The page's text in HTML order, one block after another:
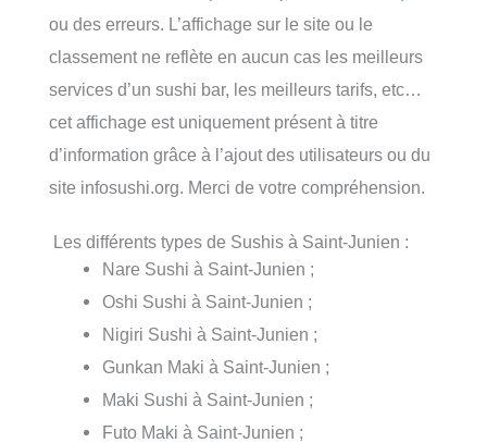
ou des erreurs. L’affichage sur le site ou le
classement ne reflète en aucun cas les meilleurs
services d’un sushi bar, les meilleurs tarifs, etc…
cet affichage est uniquement présent à titre
d’information grâce à l’ajout des utilisateurs ou du
site infosushi.org. Merci de votre compréhension.
Les différents types de Sushis à Saint-Junien :
Nare Sushi à Saint-Junien ;
Oshi Sushi à Saint-Junien ;
Nigiri Sushi à Saint-Junien ;
Gunkan Maki à Saint-Junien ;
Maki Sushi à Saint-Junien ;
Futo Maki à Saint-Junien ;